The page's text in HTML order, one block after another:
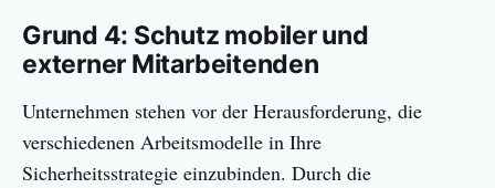
Grund 4: Schutz mobiler und
externer Mitarbeitenden
Unternehmen stehen vor der Herausforderung, die
verschiedenen Arbeitsmodelle in Ihre
Sicherheitsstrategie einzubinden. Durch die